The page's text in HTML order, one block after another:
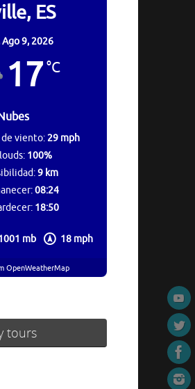
ES
Ago 9, 2026
17°C
mb 18 mph
de viento:29 mph
100%
9 km
08:24
18:50
OpenWeatherMap
tours